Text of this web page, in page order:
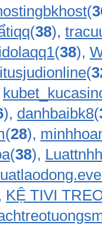
(
(38),
(38),
(
), danhbaibk8(
(28),
(38),
KỆ TIVI